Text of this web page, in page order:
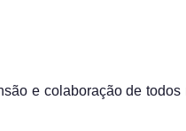
e colaboração de todos